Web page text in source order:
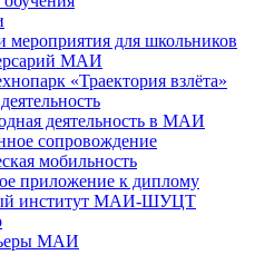
мероприятия для школьников
МАИ
«Траектория взлёта»
деятельность в МАИ
сопровождение
мобильность
приложение к диплому
институт МАИ-ШУЦТ
МАИ